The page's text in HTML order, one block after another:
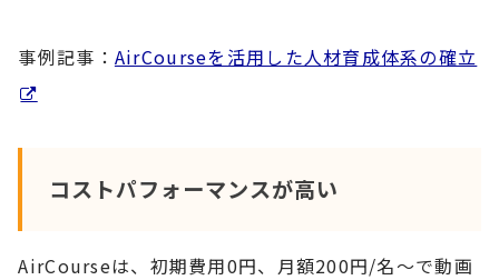
事例記事： AirCourseを活用した人材育成体系の確立
コストパフォーマンスが高い
AirCourseは、初期費用0円、月額200円/名〜で動画